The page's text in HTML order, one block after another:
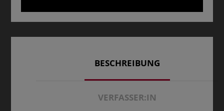
BESCHREIBUNG
VERFASSER:IN